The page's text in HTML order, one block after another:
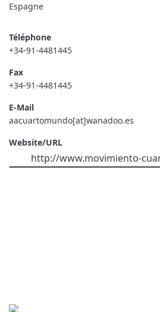
Espagne
Téléphone
+34-91-4481445
Fax
+34-91-4481445
E-Mail
aacuartomundo[at]wanadoo.es
Website/URL
http://www.movimiento-